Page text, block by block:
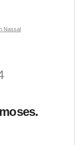
Nassal